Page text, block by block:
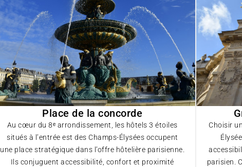
Place de la concorde
Au cœur du 8ᵉ arrondissement, les hôtels 3 étoiles
situés à l’entrée est des Champs-Élysées occupent
une place stratégique dans l’offre hôtelière parisienne.
Ils conjuguent accessibilité, confort et proximité
Choisir
parisien.